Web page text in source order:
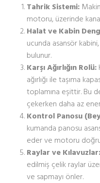
Tahrik Sistemi:
motoru, üzerinde
Halat ve Kabin
ucunda asansör
bulunur.
Karşı Ağırlığın Rolü:
ağırlığı ile taşıma
toplamına eşittir. Bu
çekerken daha az
Kontrol Panosu
kumanda panosu
eder ve motoru
Raylar ve Kılavuzlar:
edilmiş çelik raylar
ve sapmayı önler.